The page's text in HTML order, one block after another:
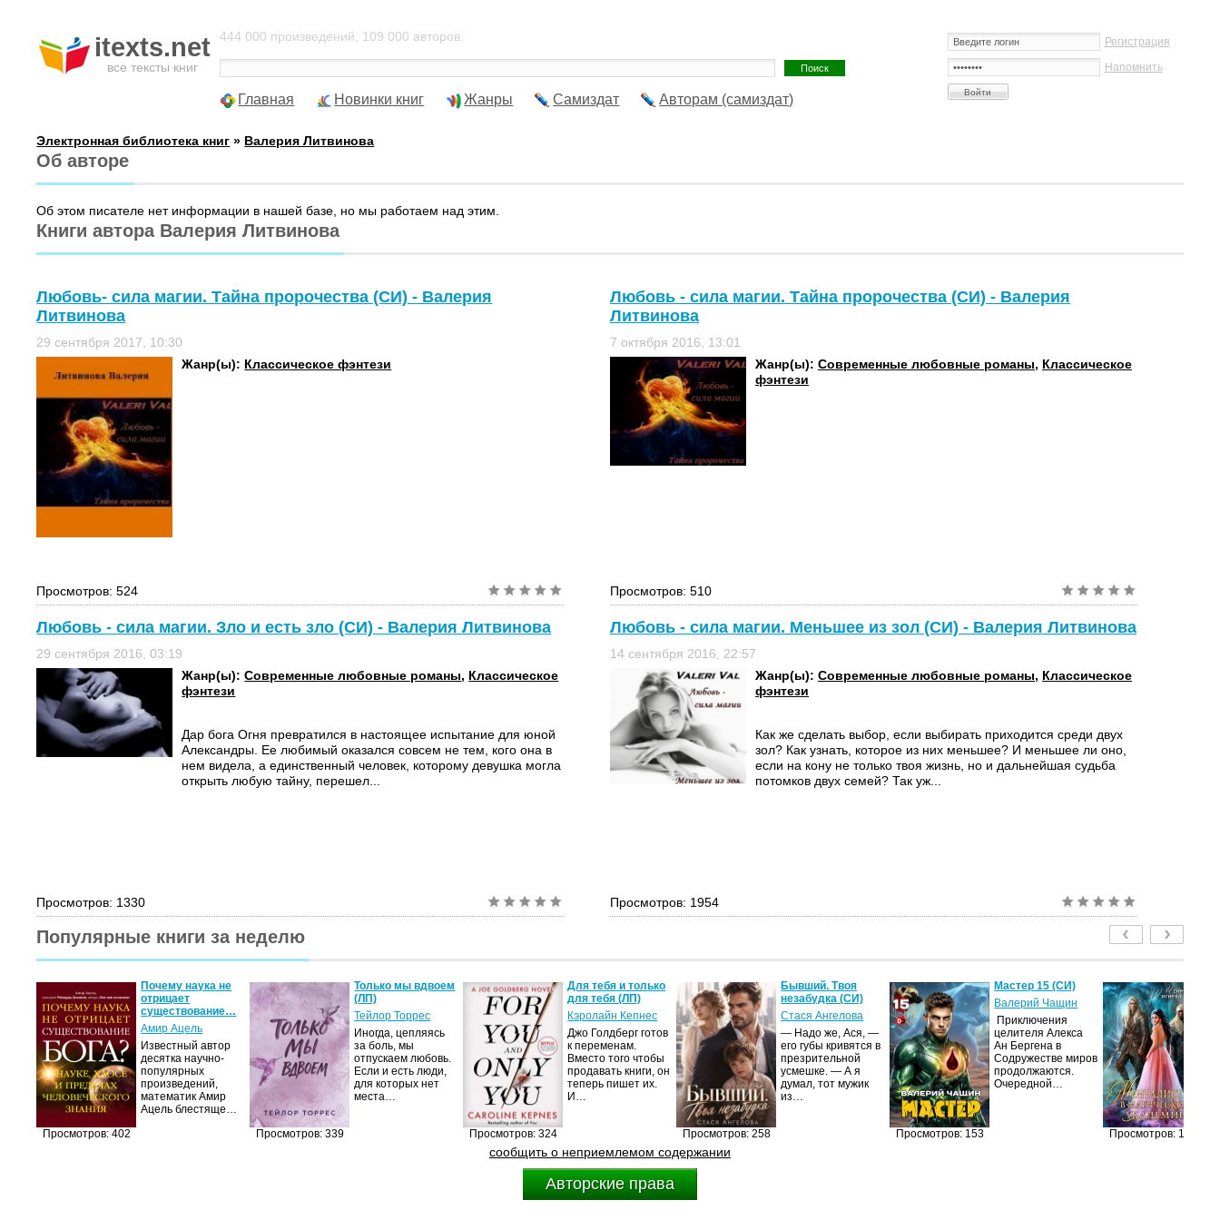
itexts.net
все тексты книг
Регистрация
Напомнить
444 000 произведений, 109 000 авторов.
Главная Новинки книг Жанры Самиздат Авторам (самиздат)
Электронная библиотека книг » Валерия Литвинова
Об авторе
Об этом писателе нет информации в нашей базе, но мы работаем над этим.
Книги автора Валерия Литвинова
Любовь- сила магии. Тайна пророчества (СИ) - Валерия
Литвинова
29 сентября 2017, 10:30
Жанр(ы): Классическое фэнтези
Просмотров: 524
Любовь - сила магии. Тайна пророчества (СИ) - Валерия
Литвинова
7 октября 2016, 13:01
Жанр(ы): Современные любовные романы, Классическое
фэнтези
Просмотров: 510
Любовь - сила магии. Зло и есть зло (СИ) - Валерия Литвинова
29 сентября 2016, 03:19
Жанр(ы):Современные любовные романы, Классическое
фэнтези
Дар бога Огня превратился в настоящее испытание для юной
Александры. Ее любимый оказался совсем не тем, кого она в
нем видела, а единственный человек, которому девушка могла
открыть любую тайну, перешел...
Просмотров: 1330
Любовь - сила магии. Меньшее из зол (СИ) - Валерия Литвинова
14 сентября 2016, 22:57
Жанр(ы): Современные любовные романы, Классическое
фэнтези
Как же сделать выбор, если выбирать приходится среди двух
зол? Как узнать, которое из них меньшее? И меньшее ли оно,
если на кону не только твоя жизнь, но и дальнейшая судьба
потомков двух семей? Так уж...
Просмотров: 1954
Популярные книги за неделю
Просмотров: 402
Почему наука не
отрицает
существование…
Амир Ацель
Известный автор
десятка научно-
популярных
произведений,
математик Амир
Ацель блестяще…
Просмотров: 339
Только мы вдвоем
(ЛП)
Тейлор Торрес
Иногда, цепляясь
за боль, мы
отпускаем любовь.
Если и есть люди,
для которых нет
места…
Просмотров: 324
Для тебя и только
для тебя (ЛП)
Кэролайн Кепнес
Джо Голдберг готов
к переменам.
Вместо того чтобы
продавать книги, он
теперь пишет их.
И…
Просмотров: 258
Бывший. Твоя
незабудка (СИ)
Стася Ангелова
— Надо же, Ася, —
его губы кривятся в
презрительной
усмешке. — А я
думал, тот мужик
из…
Просмотров: 153
Мастер 15 (СИ)
Валерий Чащин
Приключения
целителя Алекса
Ан Бергена в
Содружестве миров
продолжаются.
Очередной…
Просмотров: 131
сообщить о неприемлемом содержании
Авторские права